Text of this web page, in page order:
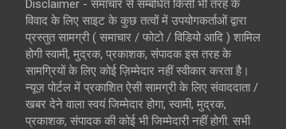
Disclaimer - समाचार से सम्बंधित किसी भी तरह के
विवाद के लिए साइट के कुछ तत्वों में उपयोगकर्ताओं द्वारा
प्रस्तुत सामग्री ( समाचार / फोटो / विडियो आदि ) शामिल
होगी स्वामी, मुद्रक, प्रकाशक, संपादक इस तरह के
सामग्रियों के लिए कोई ज़िम्मेदार नहीं स्वीकार करता है।
न्यूज़ पोर्टल में प्रकाशित ऐसी सामग्री के लिए संवाददाता /
खबर देने वाला स्वयं जिम्मेदार होगा, स्वामी, मुद्रक,
प्रकाशक, संपादक की कोई भी जिम्मेदारी नहीं होगी. सभी